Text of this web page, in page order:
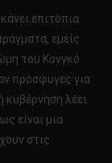
επιτόπια
εμείς
του Κονγκό
πρόσφυγες για
λέει
είναι μια
στις